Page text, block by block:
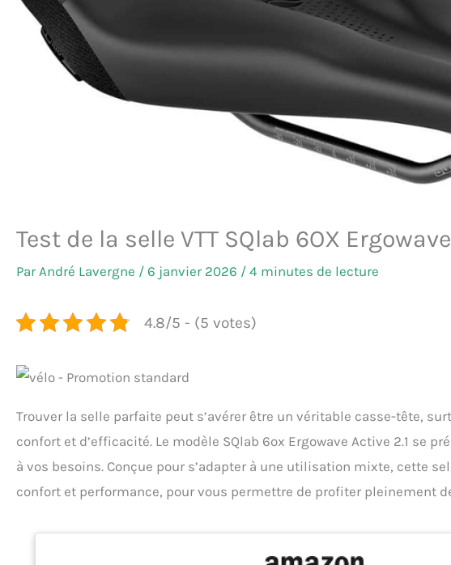
Test de la selle VTT SQlab 6OX
Par André Lavergne / 6 janvier 2026 / 4 minutes de lecture
4.8/5 - (5 votes)
Trouver la selle parfaite peut s’avérer être un véritable casse-tête,
confort et d’efficacité. Le modèle SQlab 6ox Ergowave Active 2.1 se
à vos besoins. Conçue pour s’adapter à une utilisation mixte, cette
confort et performance, pour vous permettre de profiter pleinement